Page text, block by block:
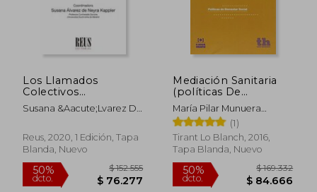
Los Llamados
Colectivos
Vulnerables en el
Proceso Penal: De la
Susana &Aacute;Lvarez De
Mar&Iacute;A
Jes&Uacute;S Ariza
Colmenarejo; Francisco-
David Cubero Flores; Aida
Fonseca D&Iacute;Az;
Reus, 2020, 1 Edición, Tapa
Blanda, Nuevo
Mediación Sanitaria
(políticas De
Bienestar Social)
María Pilar Munuera
Gómez
(1)
Tirant Lo Blanch, 2016,
Tapa Blanda, Nuevo